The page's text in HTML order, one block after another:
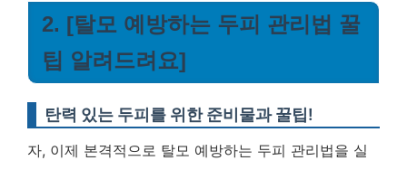
2. [탈모 예방하는 두피 관리법 꿀
팁 알려드려요]
탄력 있는 두피를 위한 준비물과 꿀팁!
자, 이제 본격적으로 탈모 예방하는 두피 관리법을 실